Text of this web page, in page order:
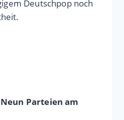
Deutschpop noch
Parteien am